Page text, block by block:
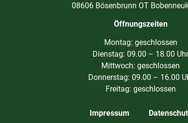
08606 Bösenbrunn OT
Öffnungszeiten
Montag: geschlossen
Dienstag: 09.00 – 18.00
Mittwoch: geschlossen
Donnerstag: 09.00 – 16.00
Freitag: geschlossen
Impressum